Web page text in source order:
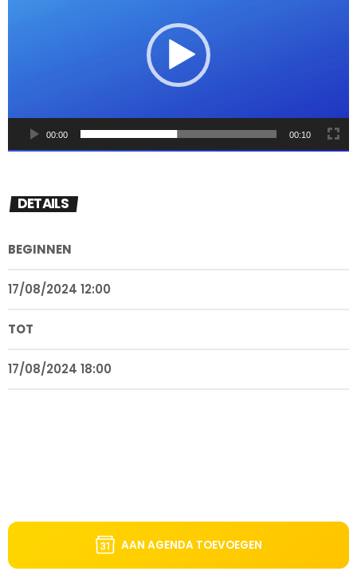
r
00:00 00:10
DETAILS
BEGINNEN
17/08/2024 12:00
TOT
17/08/2024 18:00
AAN AGENDA TOEVOEGEN